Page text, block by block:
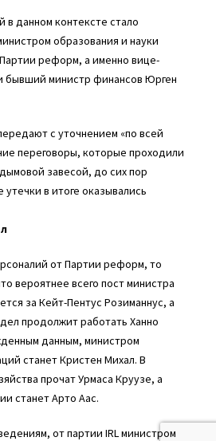
данном контексте стало
образования и науки
реформ, а именно вице-
бывший министр финансов Юрген
с уточнением «по всей
переговоры, которые проходили
завесой, до сих пор
утечки в итоге оказывались
от Партии реформ, то
вероятнее всего пост министра
за Кейт-Пентус Розиманнус, а
продолжит работать Ханно
данным, министром
станет Кристен Михал. В
прочат Урмаса Круузе, а
станет Арто Аас.
от партии IRL министром